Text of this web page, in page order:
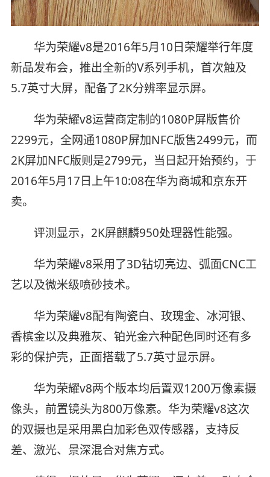
华为荣耀v8是2016年5月10日荣耀举行年度
新品发布会，推出全新的V系列手机，首次触及
5.7英寸大屏，配备了2K分辨率显示屏。
华为荣耀v8运营商定制的1080P屏版售价
2299元，全网通1080P屏加NFC版售2499元，而
2K屏加NFC版则是2799元，当日起开始预约，于
2016年5月17日上午10:08在华为商城和京东开
卖。
评测显示，2K屏麒麟950处理器性能强。
华为荣耀v8采用了3D钻切亮边、弧面CNC工
艺以及微米级喷砂技术。
华为荣耀v8配有陶瓷白、玫瑰金、冰河银、
香槟金以及典雅灰、铂光金六种配色同时还有多
彩的保护壳，正面搭载了5.7英寸显示屏。
华为荣耀v8两个版本均后置双1200万像素摄
像头，前置镜头为800万像素。华为荣耀v8这次
的双摄也是采用黑白加彩色双传感器，支持反
差、激光、景深混合对焦方式。